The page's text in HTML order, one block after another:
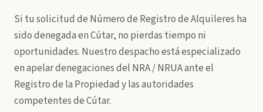
Si tu solicitud de Número de Registro de Alquileres ha
sido denegada en Cútar, no pierdas tiempo ni
oportunidades. Nuestro despacho está especializado
en apelar denegaciones del NRA / NRUA ante el
Registro de la Propiedad y las autoridades
competentes de Cútar.